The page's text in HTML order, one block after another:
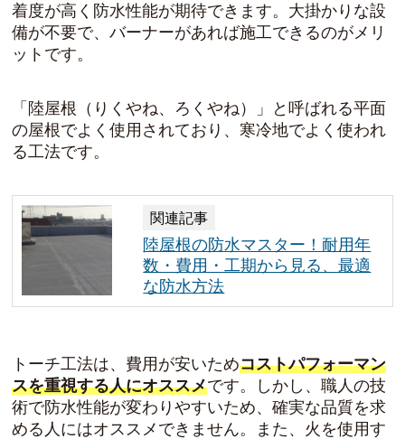
着度が高く防水性能が期待できます。大掛かりな設
備が不要で、バーナーがあれば施工できるのがメリ
ットです。
「陸屋根（りくやね、ろくやね）」と呼ばれる平面
の屋根でよく使用されており、寒冷地でよく使われ
る工法です。
関連記事
陸屋根の防水マスター！耐用年
数・費用・工期から見る、最適
な防水方法
トーチ工法は、費用が安いためコストパフォーマン
スを重視する人にオススメです。しかし、職人の技
術で防水性能が変わりやすいため、確実な品質を求
める人にはオススメできません。また、火を使用す